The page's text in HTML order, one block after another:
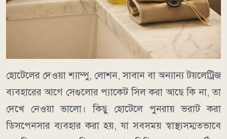
হোটেলের দেওয়া শ্যাম্পু, লোশন, সাবান বা অন্যান্য টয়লেট্রিজ
ব্যবহারের আগে সেগুলোর প্যাকেট সিল করা আছে কি না, তা
দেখে নেওয়া ভালো। কিছু হোটেলে পুনরায় ভরাট করা
ডিসপেনসার ব্যবহার করা হয়, যা সবসময় স্বাস্থ্যসম্মতভাবে